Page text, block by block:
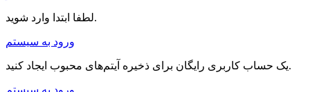
لطفا ابتدا وارد شوید.
ورود به سیستم
یک حساب کاربری رایگان برای ذخیره آیتم‌های محبوب ایجاد کنید.
ورود به سیستم